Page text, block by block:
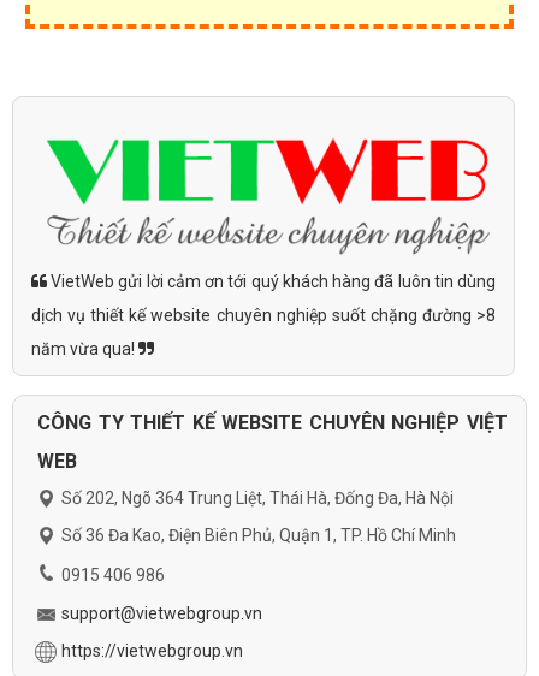
VietWeb gửi lời cảm ơn tới quý khách hàng đã luôn tin dùng
dịch vụ thiết kế website chuyên nghiệp suốt chặng đường >8
năm vừa qua!
CÔNG TY THIẾT KẾ WEBSITE CHUYÊN NGHIỆP VIỆT
WEB
Số 202, Ngõ 364 Trung Liệt, Thái Hà, Đống Đa, Hà Nội
Số 36 Đa Kao, Điện Biên Phủ, Quận 1, TP. Hồ Chí Minh
0915 406 986
support@vietwebgroup.vn
https://vietwebgroup.vn